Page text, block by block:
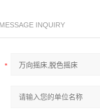
INQUIRY